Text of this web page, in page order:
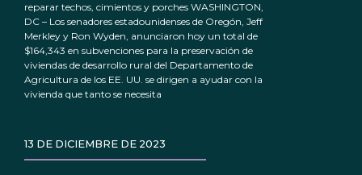
reparar techos, cimientos y porches WASHINGTON,
DC – Los senadores estadounidenses de Oregón, Jeff
Merkley y Ron Wyden, anunciaron hoy un total de
$164,343 en subvenciones para la preservación de
viviendas de desarrollo rural del Departamento de
Agricultura de los EE. UU. se dirigen a ayudar con la
vivienda que tanto se necesita
13 DE DICIEMBRE DE 2023